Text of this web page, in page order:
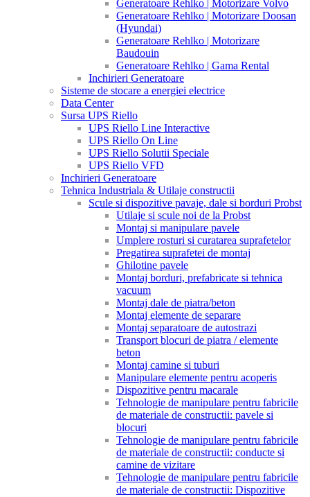
Generatoare Rehlko | Motorizare Volvo
Generatoare Rehlko | Motorizare Doosan
(Hyundai)
Generatoare Rehlko | Motorizare
Baudouin
Generatoare Rehlko | Gama Rental
Inchirieri Generatoare
Sisteme de stocare a energiei electrice
Data Center
Sursa UPS Riello
UPS Riello Line Interactive
UPS Riello On Line
UPS Riello Solutii Speciale
UPS Riello VFD
Inchirieri Generatoare
Tehnica Industriala & Utilaje constructii
Scule si dispozitive pavaje, dale si borduri Probst
Utilaje si scule noi de la Probst
Montaj si manipulare pavele
Umplere rosturi si curatarea suprafetelor
Pregatirea suprafetei de montaj
Ghilotine pavele
Montaj borduri, prefabricate si tehnica
vacuum
Montaj dale de piatra/beton
Montaj elemente de separare
Montaj separatoare de autostrazi
Transport blocuri de piatra / elemente
beton
Montaj camine si tuburi
Manipulare elemente pentru acoperis
Dispozitive pentru macarale
Tehnologie de manipulare pentru fabricile
de materiale de constructii: pavele si
blocuri
Tehnologie de manipulare pentru fabricile
de materiale de constructii: conducte si
camine de vizitare
Tehnologie de manipulare pentru fabricile
de materiale de constructii: Dispozitive